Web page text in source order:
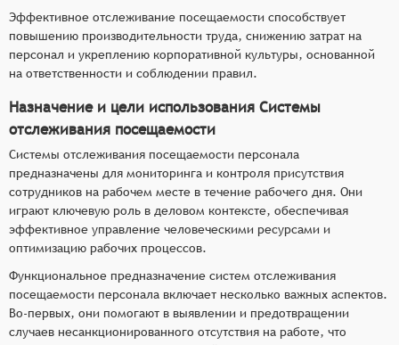
Эффективное отслеживание посещаемости способствует
повышению производительности труда, снижению затрат на
персонал и укреплению корпоративной культуры, основанной
на ответственности и соблюдении правил.
Назначение и цели использования Системы
отслеживания посещаемости
Системы отслеживания посещаемости персонала
предназначены для мониторинга и контроля присутствия
сотрудников на рабочем месте в течение рабочего дня. Они
играют ключевую роль в деловом контексте, обеспечивая
эффективное управление человеческими ресурсами и
оптимизацию рабочих процессов.
Функциональное предназначение систем отслеживания
посещаемости персонала включает несколько важных аспектов.
Во-первых, они помогают в выявлении и предотвращении
случаев несанкционированного отсутствия на работе, что